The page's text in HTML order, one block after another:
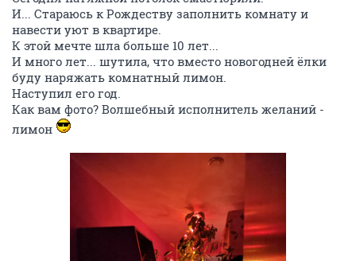
И... Стараюсь к Рождеству заполнить комнату и
навести уют в квартире.
К этой мечте шла больше 10 лет...
И много лет... шутила, что вместо новогодней ёлки
буду наряжать комнатный лимон.
Наступил его год.
Как вам фото? Волшебный исполнитель желаний -
лимон